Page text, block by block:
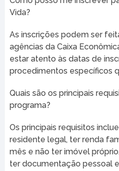
Vida?
As inscrições podem ser
agências da Caixa
estar atento às datas de
procedimentos específicos
Quais são os principais
programa?
Os principais requisitos
residente legal, ter renda
mês e não ter imóvel
ter documentação pessoal